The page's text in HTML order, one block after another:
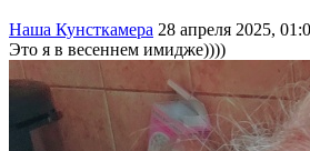
Наша Кунсткамера 28 апреля 2025,
Это я в весеннем имидже))))